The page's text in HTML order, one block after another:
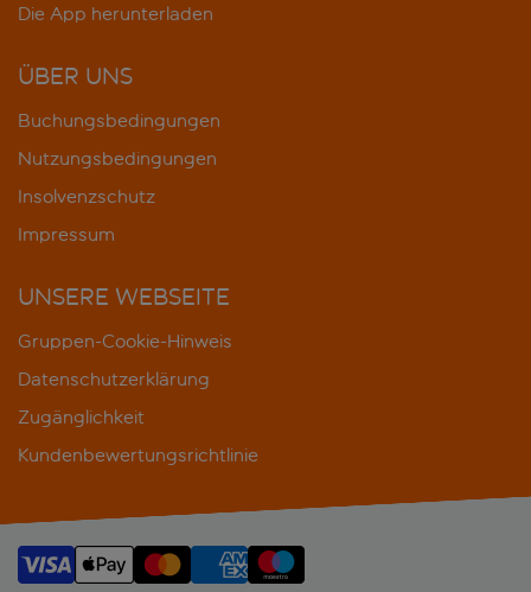
Die App herunterladen
ÜBER UNS
Buchungsbedingungen
Nutzungsbedingungen
Insolvenzschutz
Impressum
UNSERE WEBSEITE
Gruppen-Cookie-Hinweis
Datenschutzerklärung
Zugänglichkeit
Kundenbewertungsrichtlinie